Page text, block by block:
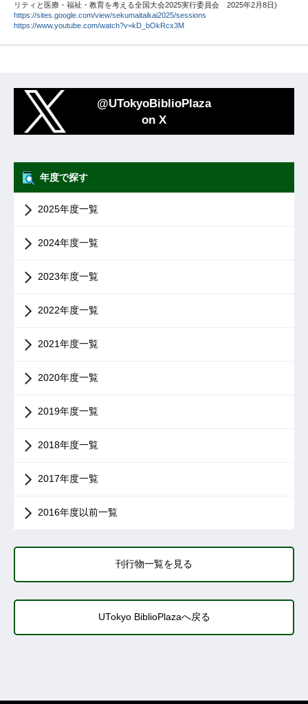
リティと医療・福祉・教育を考える全国大会2025実行委員会 2025年2月8日)
https://sites.google.com/view/sekumaitaikai2025/sessions
https://www.youtube.com/watch?v=kD_bOkRcx3M
@UTokyoBiblioPlaza
on X
年度で探す
2025年度一覧
2024年度一覧
2023年度一覧
2022年度一覧
2021年度一覧
2020年度一覧
2019年度一覧
2018年度一覧
2017年度一覧
2016年度以前一覧
刊行物一覧を見る
UTokyo BiblioPlazaへ戻る